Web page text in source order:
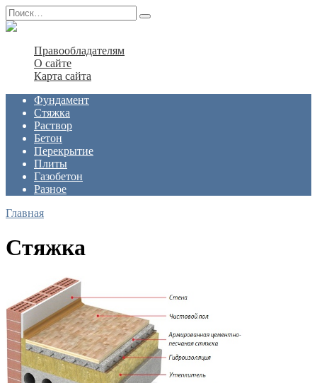
Перейти
к
Search
for:
Правообладателям
О сайте
Карта сайта
Фундамент
Стяжка
Раствор
Бетон
Перекрытие
Плиты
Газобетон
Разное
Главная
Стяжка